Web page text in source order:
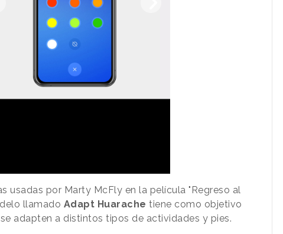
usadas por Marty McFly en la película "Regreso al
llamado Adapt Huarache tiene como objetivo
adapten a distintos tipos de actividades y pies.